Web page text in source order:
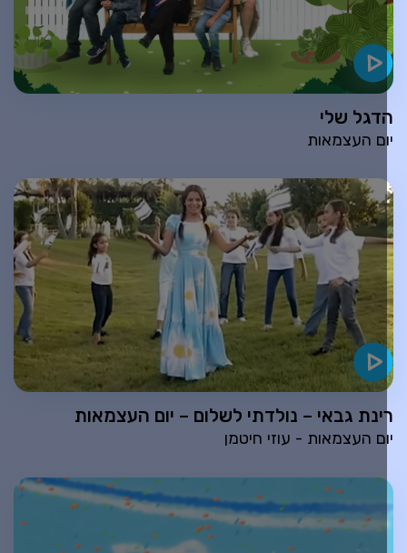
שלי
העצמאות
גבאי – נולדתי לשלום – יום העצמאות
העצמאות - עוזי חיטמן